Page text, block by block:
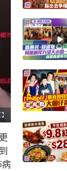
F
u
s
c
r
e
n病